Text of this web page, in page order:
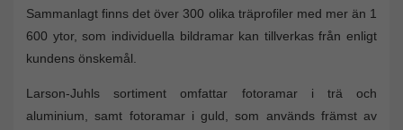
Sammanlagt finns det över 300 olika träprofiler med mer än 1
600 ytor, som individuella bildramar kan tillverkas från enligt
kundens önskemål.
Larson-Juhls sortiment omfattar fotoramar i trä och
aluminium, samt fotoramar i guld, som används främst av